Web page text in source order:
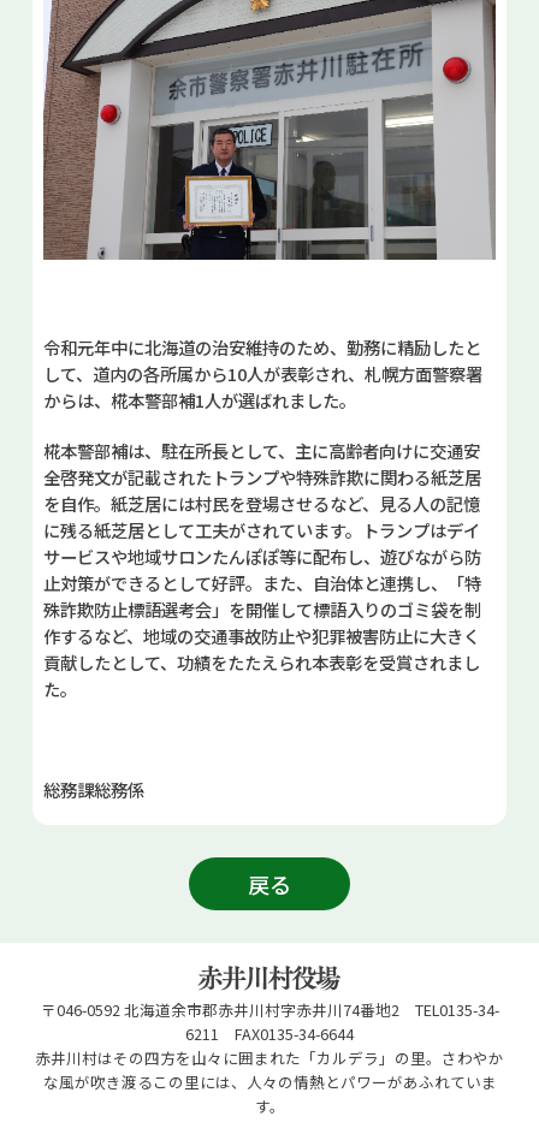
令和元年中に北海道の治安維持のため、勤務に精励したと
して、道内の各所属から10人が表彰され、札幌方面警察署
からは、椛本警部補1人が選ばれました。
椛本警部補は、駐在所長として、主に高齢者向けに交通安
全啓発文が記載されたトランプや特殊詐欺に関わる紙芝居
を自作。紙芝居には村民を登場させるなど、見る人の記憶
に残る紙芝居として工夫がされています。トランプはデイ
サービスや地域サロンたんぽぽ等に配布し、遊びながら防
止対策ができるとして好評。また、自治体と連携し、「特
殊詐欺防止標語選考会」を開催して標語入りのゴミ袋を制
作するなど、地域の交通事故防止や犯罪被害防止に大きく
貢献したとして、功績をたたえられ本表彰を受賞されまし
た。
総務課総務係
戻る
〒046-0592 北海道余市郡赤井川村字赤井川74番地2 TEL0135-34-
6211 FAX0135-34-6644
赤井川村はその四方を山々に囲まれた「カルデラ」の里。さわやか
な風が吹き渡るこの里には、人々の情熱とパワーがあふれていま
す。